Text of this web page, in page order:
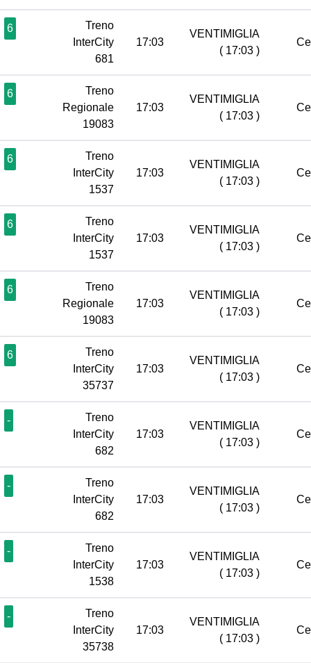
6
Treno
InterCity
681
17:03
VENTIMIGLIA
( 17:03 )
6
Treno
Regionale
19083
17:03
VENTIMIGLIA
( 17:03 )
6
Treno
InterCity
1537
17:03
VENTIMIGLIA
( 17:03 )
6
Treno
InterCity
1537
17:03
VENTIMIGLIA
( 17:03 )
6
Treno
Regionale
19083
17:03
VENTIMIGLIA
( 17:03 )
6
Treno
InterCity
35737
17:03
VENTIMIGLIA
( 17:03 )
-
Treno
InterCity
682
17:03
VENTIMIGLIA
( 17:03 )
-
Treno
InterCity
682
17:03
VENTIMIGLIA
( 17:03 )
-
Treno
InterCity
1538
17:03
VENTIMIGLIA
( 17:03 )
-
Treno
InterCity
35738
17:03
VENTIMIGLIA
( 17:03 )